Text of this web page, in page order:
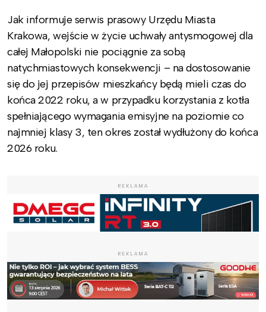
Jak informuje serwis prasowy Urzędu Miasta
Krakowa, wejście w życie uchwały antysmogowej dla
całej Małopolski nie pociągnie za sobą
natychmiastowych konsekwencji – na dostosowanie
się do jej przepisów mieszkańcy będą mieli czas do
końca 2022 roku, a w przypadku korzystania z kotła
spełniającego wymagania emisyjne na poziomie co
najmniej klasy 3, ten okres został wydłużony do końca
2026 roku.
REKLAMA
REKLAMA